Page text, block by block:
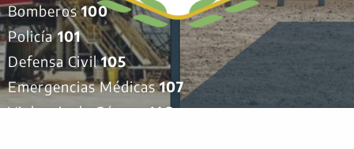
Bomberos100
Policía101
Defensa Civil105
Emergencias Médicas107
Violencia de Género148